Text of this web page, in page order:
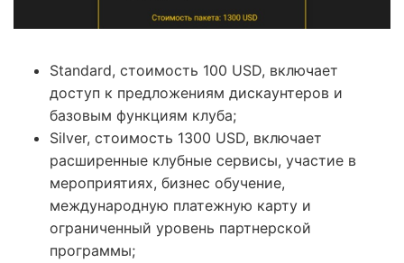
Standard, стоимость 100 USD, включает
доступ к предложениям дискаунтеров и
базовым функциям клуба;
Silver, стоимость 1300 USD, включает
расширенные клубные сервисы, участие в
мероприятиях, бизнес обучение,
международную платежную карту и
ограниченный уровень партнерской
программы;